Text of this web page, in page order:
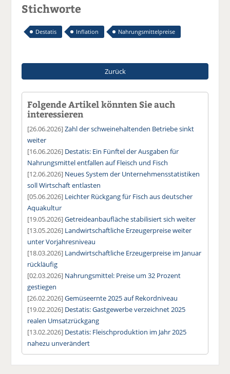
Stichworte
Destatis Inflation Nahrungsmittelpreise
Zurück
Folgende Artikel könnten Sie auch
interessieren
[26.06.2026]Zahl der schweinehaltenden Betriebe sinkt
weiter
[16.06.2026] Destatis: Ein Fünftel der Ausgaben für
Nahrungsmittel entfallen auf Fleisch und Fisch
[12.06.2026] Neues System der Unternehmensstatistiken
soll Wirtschaft entlasten
[05.06.2026] Leichter Rückgang für Fisch aus deutscher
Aquakultur
[19.05.2026]Getreideanbaufläche stabilisiert sich weiter
[13.05.2026] Landwirtschaftliche Erzeugerpreise weiter
unter Vorjahresniveau
[18.03.2026] Landwirtschaftliche Erzeugerpreise im Januar
rückläufig
[02.03.2026] Nahrungsmittel: Preise um 32 Prozent
gestiegen
[26.02.2026]Gemüseernte 2025 auf Rekordniveau
[19.02.2026] Destatis: Gastgewerbe verzeichnet 2025
realen Umsatzrückgang
[13.02.2026] Destatis: Fleischproduktion im Jahr 2025
nahezu unverändert